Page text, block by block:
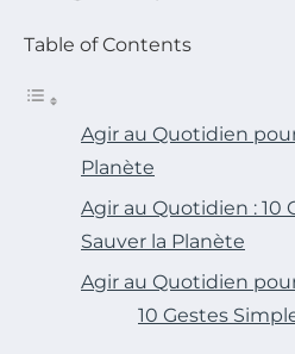
Table of Contents
Agir au Quotidien
Planète
Agir au Quotidien : 10
Sauver la Planète
Agir au Quotidien
10 Gestes